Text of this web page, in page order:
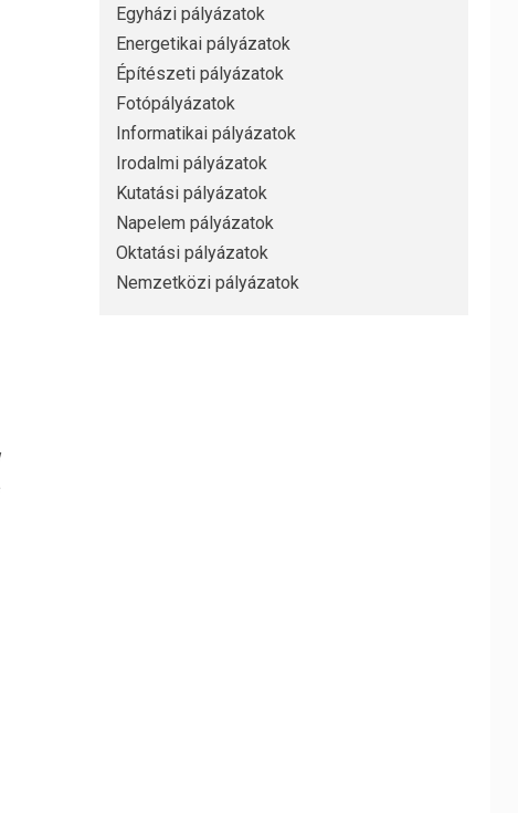
Egyházi pályázatok
Energetikai pályázatok
Építészeti pályázatok
Fotópályázatok
Informatikai pályázatok
Irodalmi pályázatok
Kutatási pályázatok
Napelem pályázatok
Oktatási pályázatok
Nemzetközi pályázatok